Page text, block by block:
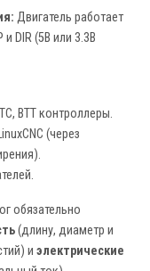
Двигатель работает
DIR (5В или 3.3В
BTT контроллеры.
(через
обязательно
(длину, диаметр и
и электрические